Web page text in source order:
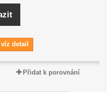
detail
Přidat k porovnání